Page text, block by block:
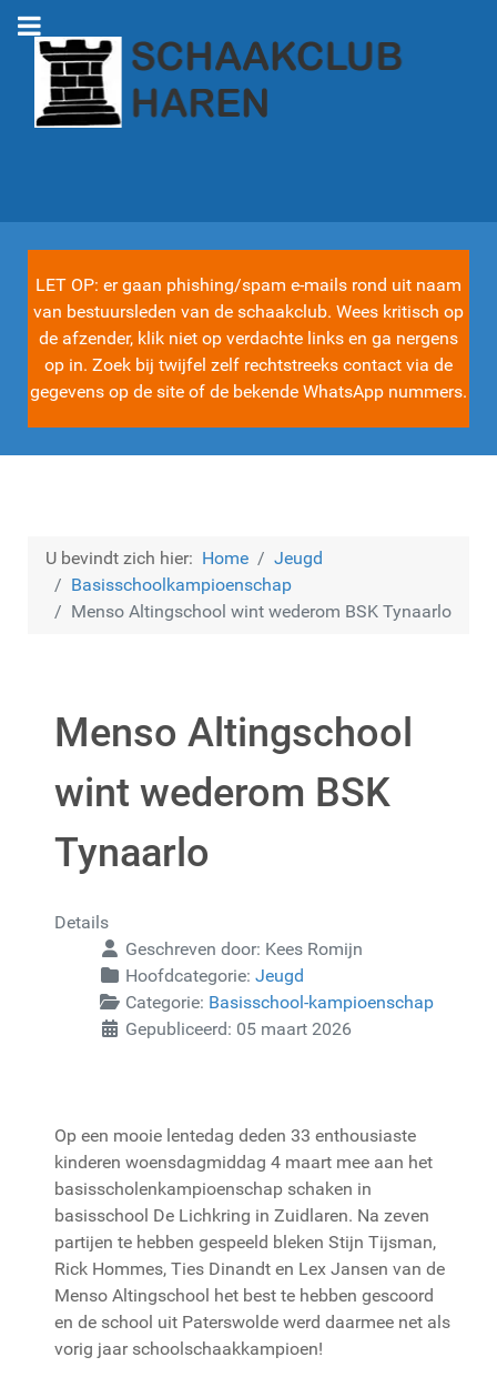
LET OP: er gaan phishing/spam e-mails rond uit naam
van bestuursleden van de schaakclub. Wees kritisch op
de afzender, klik niet op verdachte links en ga nergens
op in. Zoek bij twijfel zelf rechtstreeks contact via de
gegevens op de site of de bekende WhatsApp nummers.
U bevindt zich hier: Home
Jeugd
Basisschoolkampioenschap
Menso Altingschool wint wederom BSK Tynaarlo
Menso Altingschool
wint wederom BSK
Tynaarlo
Details
Geschreven door: Kees Romijn
Hoofdcategorie: Jeugd
Categorie: Basisschool-kampioenschap
Gepubliceerd: 05 maart 2026
Op een mooie lentedag deden 33 enthousiaste
kinderen woensdagmiddag 4 maart mee aan het
basisscholenkampioenschap schaken in
basisschool De Lichkring in Zuidlaren. Na zeven
partijen te hebben gespeeld bleken Stijn Tijsman,
Rick Hommes, Ties Dinandt en Lex Jansen van de
Menso Altingschool het best te hebben gescoord
en de school uit Paterswolde werd daarmee net als
vorig jaar schoolschaakkampioen!